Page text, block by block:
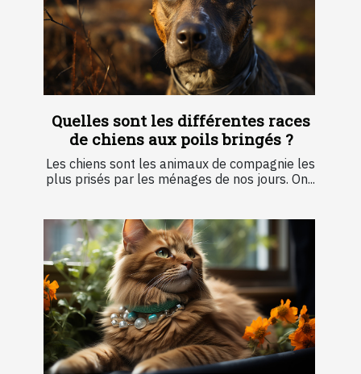
Quelles sont les différentes races
de chiens aux poils bringés ?
Les chiens sont les animaux de compagnie les
plus prisés par les ménages de nos jours. On...